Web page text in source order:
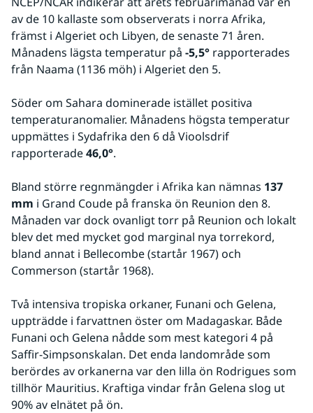
av de 10 kallaste som observerats i norra Afrika,
främst i Algeriet och Libyen, de senaste 71 åren.
Månadens lägsta temperatur på -5,5° rapporterades
från Naama (1136 möh) i Algeriet den 5.
Söder om Sahara dominerade istället positiva
temperaturanomalier. Månadens högsta temperatur
uppmättes i Sydafrika den 6 då Vioolsdrif
rapporterade 46,0°.
Bland större regnmängder i Afrika kan nämnas 137
mm i Grand Coude på franska ön Reunion den 8.
Månaden var dock ovanligt torr på Reunion och lokalt
blev det med mycket god marginal nya torrekord,
bland annat i Bellecombe (startår 1967) och
Commerson (startår 1968).
Två intensiva tropiska orkaner, Funani och Gelena,
uppträdde i farvattnen öster om Madagaskar. Både
Funani och Gelena nådde som mest kategori 4 på
Saffir-Simpsonskalan. Det enda landområde som
berördes av orkanerna var den lilla ön Rodrigues som
tillhör Mauritius. Kraftiga vindar från Gelena slog ut
90% av elnätet på ön.